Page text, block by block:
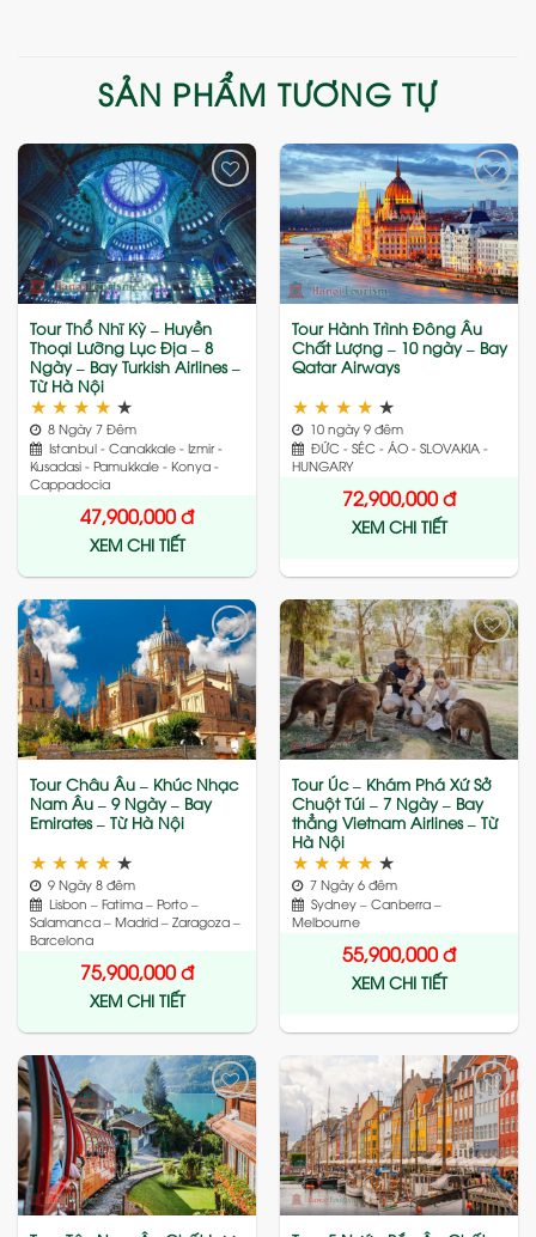
SẢN PHẨM TƯƠNG TỰ
Add
to
wishlist
Tour Thổ Nhĩ Kỳ – Huyền
Thoại Lưỡng Lục Địa – 8
Ngày – Bay Turkish Airlines –
Từ Hà Nội
★ ★ ★ ★ ★
8 Ngày 7 Đêm
Istanbul - Canakkale - Izmir -
Kusadasi - Pamukkale - Konya -
Cappadocia
47,900,000đ
XEM CHI TIẾT
Add
to
wishlist
Tour Hành Trình Đông Âu
Chất Lượng – 10 ngày – Bay
Qatar Airways
★ ★ ★ ★ ★
10 ngày 9 đêm
ĐỨC - SÉC - ÁO - SLOVAKIA -
HUNGARY
72,900,000đ
XEM CHI TIẾT
Add
to
wishlist
Tour Châu Âu – Khúc Nhạc
Nam Âu – 9 Ngày – Bay
Emirates – Từ Hà Nội
★ ★ ★ ★ ★
9 Ngày 8 đêm
Lisbon – Fatima – Porto –
Salamanca – Madrid – Zaragoza –
Barcelona
75,900,000đ
XEM CHI TIẾT
Add
to
wishlist
Tour Úc – Khám Phá Xứ Sở
Chuột Túi – 7 Ngày – Bay
thẳng Vietnam Airlines – Từ
Hà Nội
★ ★ ★ ★ ★
7 Ngày 6 đêm
Sydney – Canberra –
Melbourne
55,900,000đ
XEM CHI TIẾT
Add
to
wishlist
Add
to
wishlist